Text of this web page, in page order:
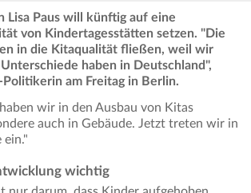
Lisa Paus will künftig auf eine
von Kindertagesstätten setzen. "Die
in die Kitaqualität fließen, weil wir
haben in Deutschland",
am Freitag in Berlin.
wir in den Ausbau von Kitas
auch in Gebäude. Jetzt treten wir in
ein."
wichtig